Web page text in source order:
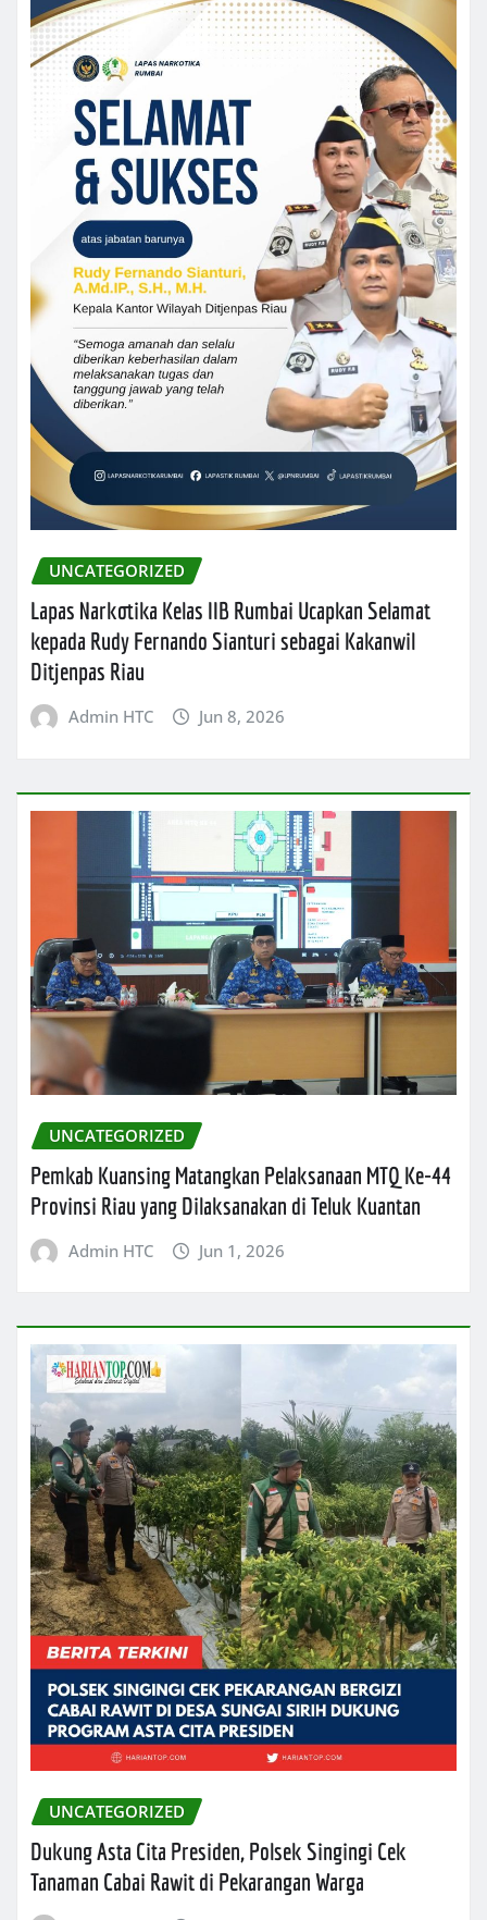
UNCATEGORIZED
Lapas Narkotika Kelas IIB Rumbai Ucapkan Selamat
kepada Rudy Fernando Sianturi sebagai Kakanwil
Ditjenpas Riau
Admin HTC Jun 8, 2026
UNCATEGORIZED
Pemkab Kuansing Matangkan Pelaksanaan MTQ Ke-44
Provinsi Riau yang Dilaksanakan di Teluk Kuantan
Admin HTC Jun 1, 2026
UNCATEGORIZED
Dukung Asta Cita Presiden, Polsek Singingi Cek
Tanaman Cabai Rawit di Pekarangan Warga